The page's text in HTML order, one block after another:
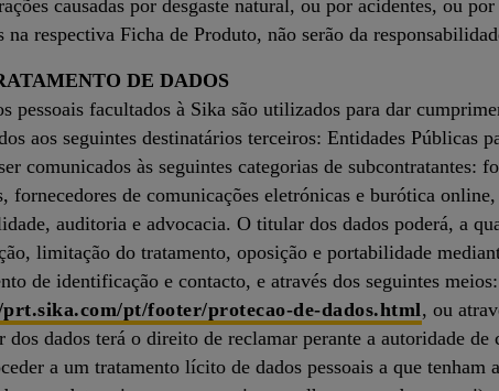
causadas por desgaste natural, ou por acidentes, ou
na respectiva Ficha de Produto, não serão da
DE DADOS
pessoais facultados à Sika são utilizados para dar
aos seguintes destinatários terceiros: Entidades
comunicados às seguintes categorias de subcontratantes:
fornecedores de comunicações eletrónicas e burótica online,
auditoria e advocacia. O titular dos dados poderá, a
limitação do tratamento, oposição e portabilidade
de identificação e contacto, e através dos seguintes
pt/footer/protecao-de-dados.html, ou
dos dados terá o direito de reclamar perante a autoridade
a um tratamento lícito de dados pessoais a que